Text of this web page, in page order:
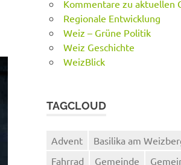
Kommentare zu aktuellen
Regionale Entwicklung
Weiz – Grüne Politik
Weiz Geschichte
WeizBlick
TAGCLOUD
Advent Basilika am
Fahrrad
Gemeinde